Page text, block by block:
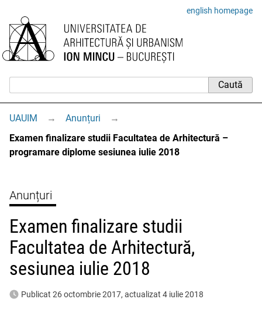
english homepage
UAUIM → Anunțuri
→
Examen finalizare studii Facultatea de Arhitectură –
programare diplome sesiunea iulie 2018
Anunțuri
Examen finalizare studii
Facultatea de Arhitectură,
sesiunea iulie 2018
Publicat 26 octombrie 2017, actualizat 4 iulie 2018